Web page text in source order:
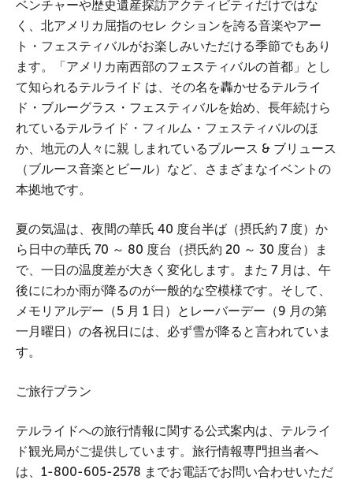
ベンチャーや歴史遺産探訪アクティビティだけではな
く、北アメリカ屈指のセレ クションを誇る音楽やアー
ト・フェスティバルがお楽しみいただける季節でもあり
ます。「アメリカ南西部のフェスティバルの首都」とし
て知られるテルライド は、その名を轟かせるテルライ
ド・ブルーグラス・フェスティバルを始め、長年続けら
れているテルライド・フィルム・フェスティバルのほ
か、地元の人々に親 しまれているブルース & ブリュース
（ブルース音楽とビール）など、さまざまなイベントの
本拠地です。
夏の気温は、夜間の華氏 40 度台半ば（摂氏約 7 度）か
ら日中の華氏 70 ～ 80 度台（摂氏約 20 ～ 30 度台）ま
で、一日の温度差が大きく変化します。また 7 月は、午
後ににわか雨が降るのが一般的な空模様です。そして、
メモリアルデー（5 月 1 日）とレーバーデー（9 月の第
一月曜日）の各祝日には、必ず雪が降ると言われていま
す。
ご旅行プラン
テルライドへの旅行情報に関する公式案内は、テルライ
ド観光局がご提供しています。旅行情報専門担当者へ
は、1-800-605-2578 までお電話でお問い合わせいただ